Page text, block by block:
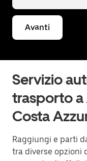
Avanti
Servizio
trasporto a
Costa
Raggiungi e parti
tra diverse opzioni